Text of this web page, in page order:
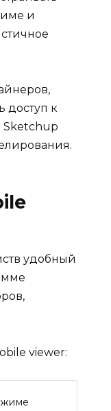
и
доступ к
Sketchup
удобный
viewer: